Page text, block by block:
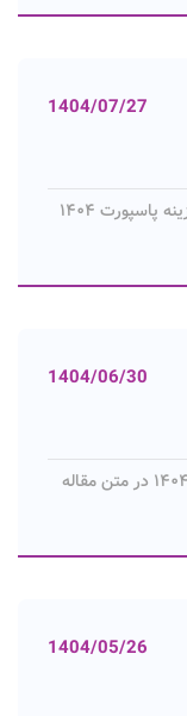
1404/07/27
باسلام، برای پاسخ به پرسش هزینه پاسپورت ۱۴۰۴
1404/06/30
باسلام، هزینه تمدید پاسپورت ۱۴۰۴ در متن مقاله
1404/05/26